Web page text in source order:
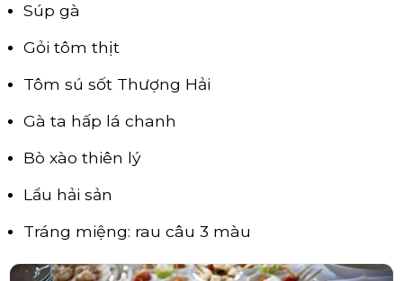
Súp gà
Gỏi tôm thịt
Tôm sú sốt Thượng Hải
Gà ta hấp lá chanh
Bò xào thiên lý
Lẩu hải sản
Tráng miệng: rau câu 3 màu